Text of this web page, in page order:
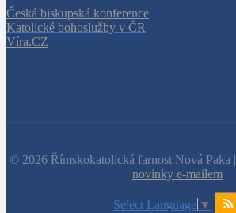
Česká biskupská konference
Katolické bohoslužby v ČR
Víra.CZ
© 2026 Římskokatolická farnost Nová Paka |
novinky e-mailem
Select Language ▼